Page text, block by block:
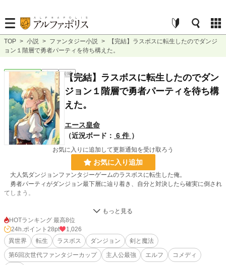
TOP > 小説 > ファンタジー小説 >
【完結】ラスボスに転生したのでダンジ
ョン１階層で勇者パーティを待ち構えた。
ファンタジー 完結 短編
【完結】ラスボスに転生したのでダン
ジョン１階層で勇者パーティを待ち構
えた。
エース皇命
（近況ボード： 6 件 ）
お気に入りに追加して更新通知を受け取ろう
お気に入り追加
大人気ダンジョンファンタジーゲームのラスボスに転生した俺。
勇者パーティがダンジョン最下層に辿り着き、自分と対決したら確実に倒され
てしまう。
そこで、ダンジョン１階層で待ち伏せして勇者パーティやっつけてみた。
そしたらどうだ。まだ成長途中の彼らは自信を失い、もうダンジョンに潜って
こなくなった。どうやら勇者パーティは解散し、彼らもすっかり新しい道に進ん
だらしい。
あれから１年がたち、平凡な王都での生活を続ける俺。
HOTランキング 最高8位
24h.ポイント 28pt
1,026
異世界
転生 ラスボス ダンジョン
剣と魔法
第6回次世代ファンタジーカップ
主人公最強 エルフ
コメディ